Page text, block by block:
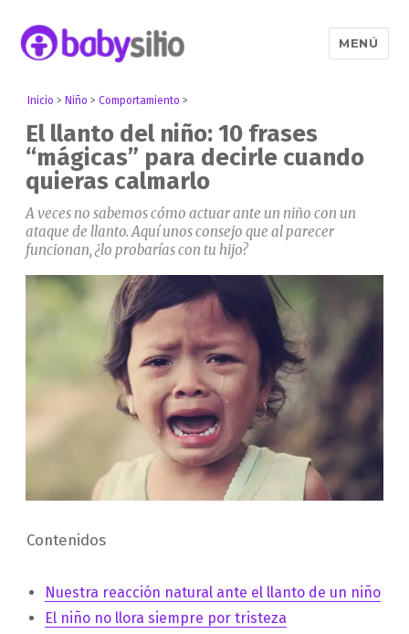
MENÚ
Inicio > Niño >Comportamiento >
El llanto del niño: 10 frases
“mágicas” para decirle cuando
quieras calmarlo
A veces no sabemos cómo actuar ante un niño con un
ataque de llanto. Aquí unos consejo que al parecer
funcionan, ¿lo probarías con tu hijo?
Contenidos
Nuestra reacción natural ante el llanto de un niño
El niño no llora siempre por tristeza